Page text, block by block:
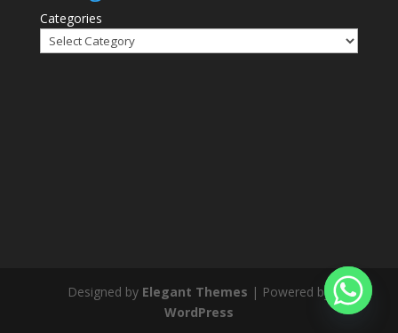
Categories
Designed by Elegant Themes | Powered by
WordPress